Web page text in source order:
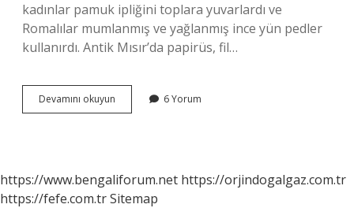
kadınlar pamuk ipliğini toplara yuvarlardı ve
Romalılar mumlanmış ve yağlanmış ince yün pedler
kullanırdı. Antik Mısır’da papirüs, fil…
Devamını okuyun
Ped
6 Yorum
https://www.bengaliforum.net https://orjindogalgaz.com.tr
https://fefe.com.trSitemap